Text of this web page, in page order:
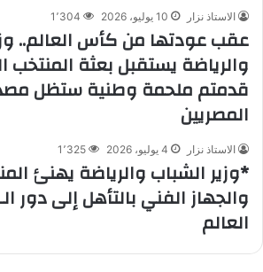
الاستاذ نزار 10 يوليو، 2026 1٬304
عقب عودتها من كأس العالم..
والرياضة يستقبل بعثة
قدمتم ملحمة وطنية ستظل
المصريين
الاستاذ نزار 4 يوليو، 2026 1٬325
*وزير الشباب والرياضة يهنئ
العالم